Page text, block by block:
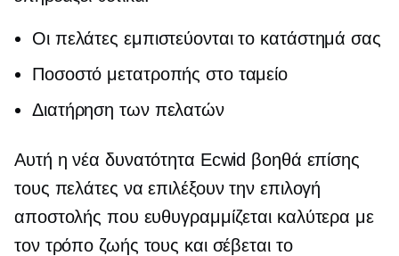
Οι πελάτες εμπιστεύονται το κατάστημά σας
Ποσοστό μετατροπής στο ταμείο
Διατήρηση των πελατών
Αυτή η νέα δυνατότητα Ecwid βοηθά επίσης
τους πελάτες να επιλέξουν την επιλογή
αποστολής που ευθυγραμμίζεται καλύτερα με
τον τρόπο ζωής τους και σέβεται το